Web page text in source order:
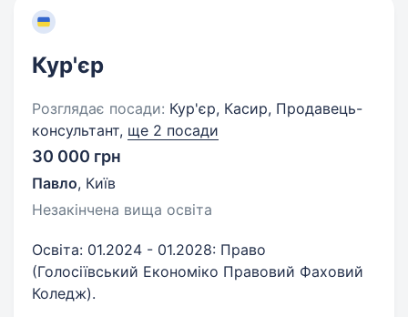
Кур'єр
Розглядає посади: Кур'єр, Касир, Продавець-
консультант, ще 2 посади
30 000 грн
Павло, Київ
Незакінчена вища освіта
Освіта: 01.2024 - 01.2028: Право
(Голосіївський Економіко Правовий Фаховий
Коледж).